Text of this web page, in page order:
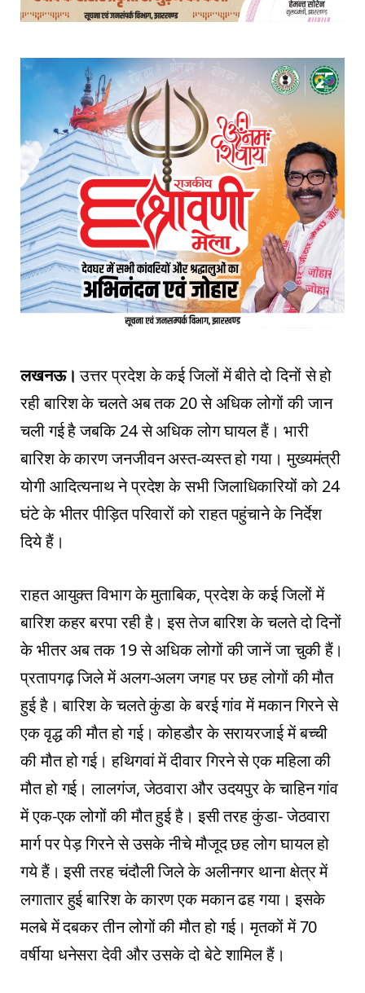
लखनऊ। उत्तर प्रदेश के कई जिलों में बीते दो दिनों से हो
रही बारिश के चलते अब तक 20 से अधिक लोगों की जान
चली गई है जबकि 24 से अधिक लोग घायल हैं। भारी
बारिश के कारण जनजीवन अस्त-व्यस्त हो गया। मुख्यमंत्री
योगी आदित्यनाथ ने प्रदेश के सभी जिलाधिकारियों को 24
घंटे के भीतर पीड़ित परिवारों को राहत पहुंचाने के निर्देश
दिये हैं।
राहत आयुक्त विभाग के मुताबिक, प्रदेश के कई जिलों में
बारिश कहर बरपा रही है। इस तेज बारिश के चलते दो दिनों
के भीतर अब तक 19 से अधिक लोगों की जानें जा चुकी हैं।
प्रतापगढ़ जिले में अलग-अलग जगह पर छह लोगों की मौत
हुई है। बारिश के चलते कुंडा के बरई गांव में मकान गिरने से
एक वृद्ध की मौत हो गई। कोहडौर के सरायरजाई में बच्ची
की मौत हो गई। हथिगवां में दीवार गिरने से एक महिला की
मौत हो गई। लालगंज, जेठवारा और उदयपुर के चाहिन गांव
में एक-एक लोगों की मौत हुई है। इसी तरह कुंडा- जेठवारा
मार्ग पर पेड़ गिरने से उसके नीचे मौजूद छह लोग घायल हो
गये हैं। इसी तरह चंदौली जिले के अलीनगर थाना क्षेत्र में
लगातार हुई बारिश के कारण एक मकान ढह गया। इसके
मलबे में दबकर तीन लोगों की मौत हो गई। मृतकों में 70
वर्षीया धनेसरा देवी और उसके दो बेटे शामिल हैं।